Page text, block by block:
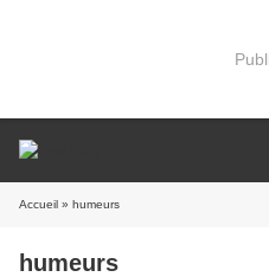
Accueil » humeurs
humeurs